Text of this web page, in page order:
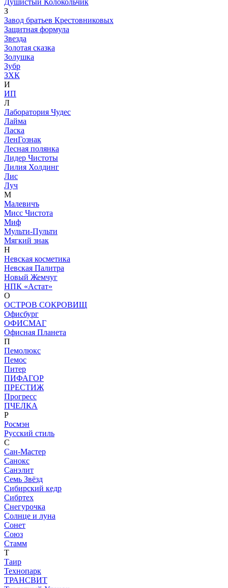
Душистый Колокольчик
З
Завод братьев Крестовниковых
Защитная формула
Звезда
Золотая сказка
Золушка
Зубр
ЗХК
И
ИП
Л
Лаборатория Чудес
Лайма
Ласка
ЛенГознак
Лесная полянка
Лидер Чистоты
Лилия Холдинг
Лис
Луч
М
Малевичъ
Мисс Чистота
Миф
Мульти-Пульти
Мягкий знак
Н
Невская косметика
Невская Палитра
Новый Жемчуг
НПК «Астат»
О
ОСТРОВ СОКРОВИЩ
Офисбург
ОФИСМАГ
Офисная Планета
П
Пемолюкс
Пемос
Питер
ПИФАГОР
ПРЕСТИЖ
Прогресс
ПЧЕЛКА
Р
Росмэн
Русский стиль
С
Сан-Мастер
Санокс
Санэлит
Семь Звёзд
Сибирский кедр
Сибртех
Снегурочка
Солнце и луна
Сонет
Союз
Стамм
Т
Таир
Технопарк
ТРАНСВИТ